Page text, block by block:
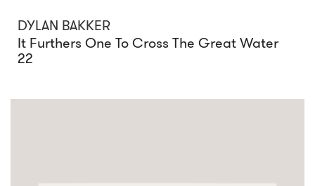
DYLAN BAKKER
It Furthers One To Cross The Great Water
22